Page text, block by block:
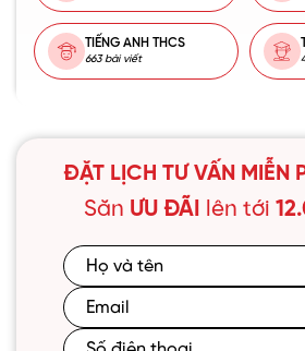
TIẾNG ANH THCS
663 bài viết
ĐẶT LỊCH TƯ VẤN MIỄN
Săn ƯU ĐÃI lên tới